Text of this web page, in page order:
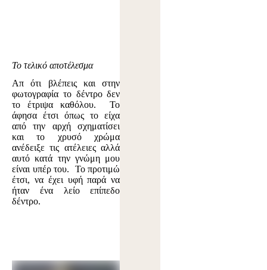
Το τελικό αποτέλεσμα
Απ ότι βλέπεις και στην
φωτογραφία το δέντρο δεν
το έτριψα καθόλου. Το
άφησα έτσι όπως το είχα
από την αρχή σχηματίσει
και το χρυσό χρώμα
ανέδειξε τις ατέλειες αλλά
αυτό κατά την γνώμη μου
είναι υπέρ του. Το προτιμώ
έτσι, να έχει υφή παρά να
ήταν ένα λείο επίπεδο
δέντρο.